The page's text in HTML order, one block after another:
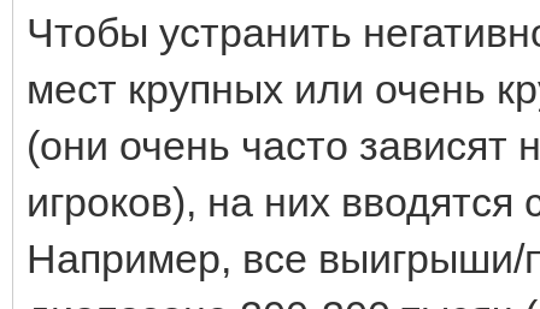
Чтобы устранить
мест крупных или очень
(они очень часто зависят
игроков), на них
Например, все